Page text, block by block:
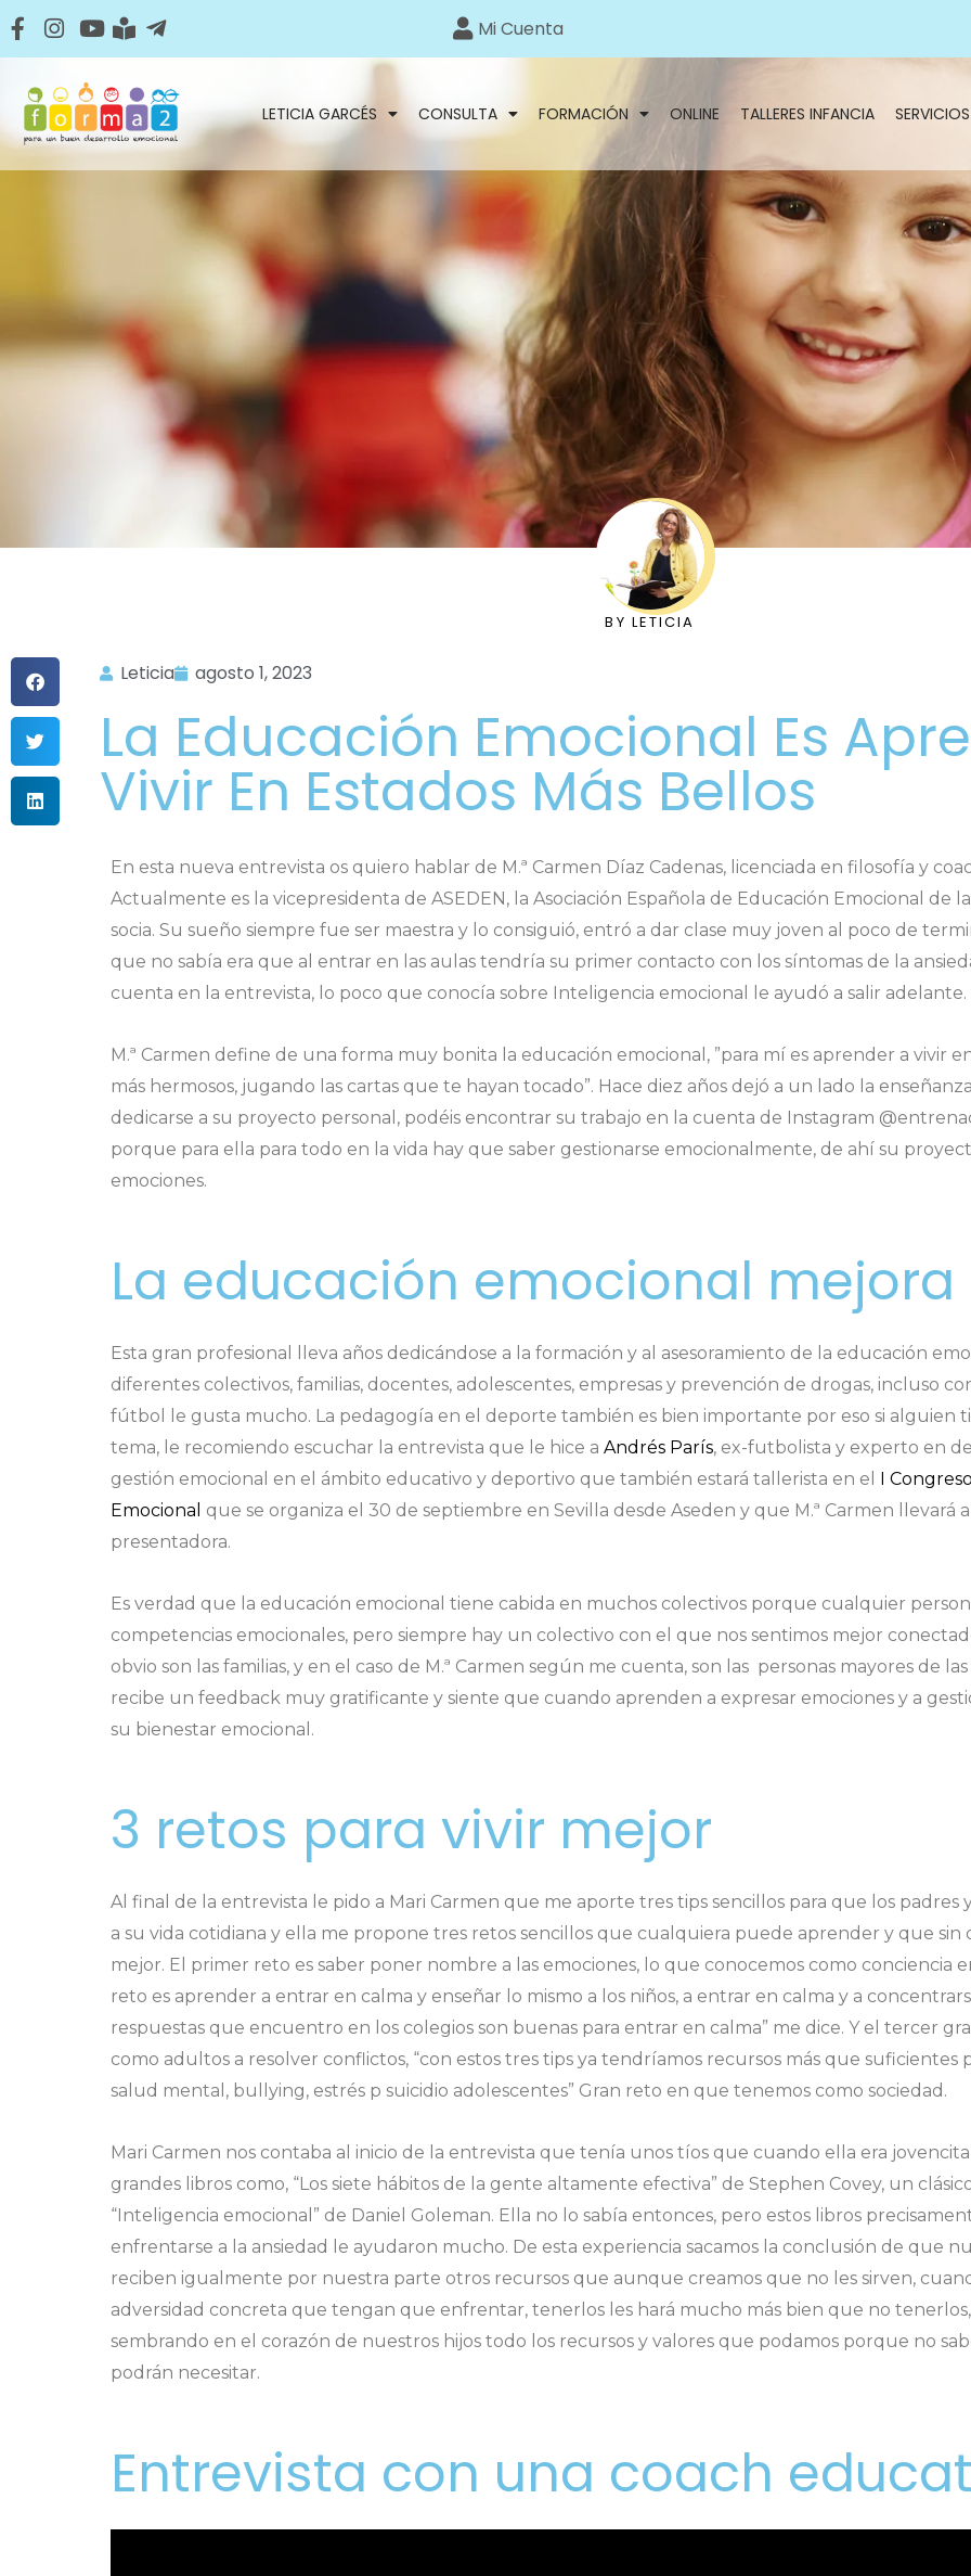
Mi Cuenta
LETICIA GARCÉS CONSULTA FORMACIÓN ONLINE TALLERES INFANCIA SERVICIOS
BY LETICIA
Leticia agosto 1, 2023
La Educación Emocional Es
Vivir En Estados Más Bellos
En esta nueva entrevista os quiero hablar de M.ª Carmen Díaz Cadenas, licenciada en filosofía y
Actualmente es la vicepresidenta de ASEDEN, la Asociación Española de Educación Emocional de
socia. Su sueño siempre fue ser maestra y lo consiguió, entró a dar clase muy joven al poco de
que no sabía era que al entrar en las aulas tendría su primer contacto con los síntomas de la
cuenta en la entrevista, lo poco que conocía sobre Inteligencia emocional le ayudó a salir adelante.
M.ª Carmen define de una forma muy bonita la educación emocional, ”para mí es aprender a vivir
más hermosos, jugando las cartas que te hayan tocado”. Hace diez años dejó a un lado la
dedicarse a su proyecto personal, podéis encontrar su trabajo en la cuenta de Instagram
porque para ella para todo en la vida hay que saber gestionarse emocionalmente, de ahí su
emociones.
La educación emocional
Esta gran profesional lleva años dedicándose a la formación y al asesoramiento de la educación
diferentes colectivos, familias, docentes, adolescentes, empresas y prevención de drogas, incluso
fútbol le gusta mucho. La pedagogía en el deporte también es bien importante por eso si alguien
tema, le recomiendo escuchar la entrevista que le hice a Andrés París, ex-futbolista y experto en
gestión emocional en el ámbito educativo y deportivo que también estará tallerista en el I
Emocional que se organiza el 30 de septiembre en Sevilla desde Aseden y que M.ª Carmen llevará
presentadora.
Es verdad que la educación emocional tiene cabida en muchos colectivos porque cualquier
competencias emocionales, pero siempre hay un colectivo con el que nos sentimos mejor
obvio son las familias, y en el caso de M.ª Carmen según me cuenta, son las personas mayores de
recibe un feedback muy gratificante y siente que cuando aprenden a expresar emociones y a
su bienestar emocional.
3 retos para vivir mejor
Al final de la entrevista le pido a Mari Carmen que me aporte tres tips sencillos para que los padres
a su vida cotidiana y ella me propone tres retos sencillos que cualquiera puede aprender y que sin
mejor. El primer reto es saber poner nombre a las emociones, lo que conocemos como conciencia
reto es aprender a entrar en calma y enseñar lo mismo a los niños, a entrar en calma y a
respuestas que encuentro en los colegios son buenas para entrar en calma” me dice. Y el tercer
como adultos a resolver conflictos, “con estos tres tips ya tendríamos recursos más que suficientes
salud mental, bullying, estrés p suicidio adolescentes” Gran reto en que tenemos como sociedad.
Mari Carmen nos contaba al inicio de la entrevista que tenía unos tíos que cuando ella era
grandes libros como, “Los siete hábitos de la gente altamente efectiva” de Stephen Covey, un
“Inteligencia emocional” de Daniel Goleman. Ella no lo sabía entonces, pero estos libros
enfrentarse a la ansiedad le ayudaron mucho. De esta experiencia sacamos la conclusión de que
reciben igualmente por nuestra parte otros recursos que aunque creamos que no les sirven,
adversidad concreta que tengan que enfrentar, tenerlos les hará mucho más bien que no tenerlos,
sembrando en el corazón de nuestros hijos todo los recursos y valores que podamos porque no
podrán necesitar.
Entrevista con una coach